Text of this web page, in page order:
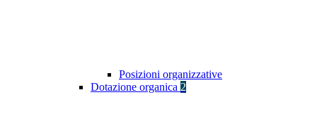
Posizioni organizzative
Dotazione organica 2